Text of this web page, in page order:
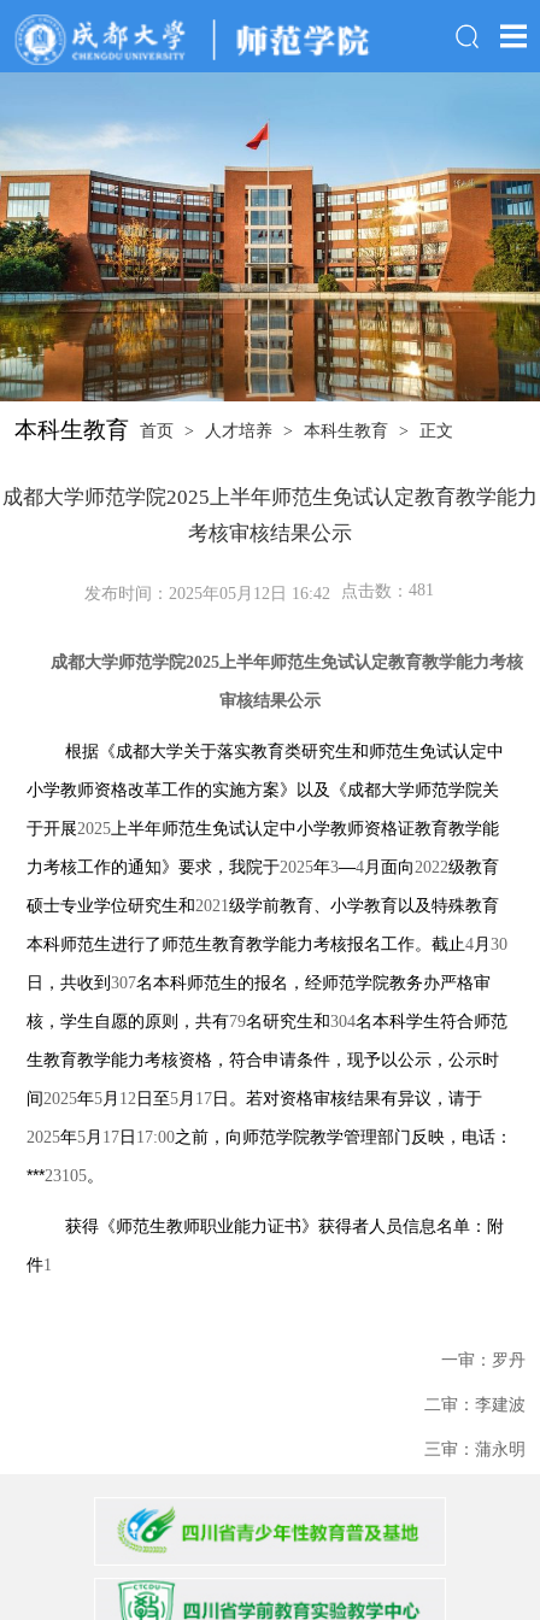
本科生教育 首页 > 人才培养 > 本科生教育 > 正文
成都大学师范学院2025上半年师范生免试认定教育教学能力
考核审核结果公示
发布时间：2025年05月12日 16:42 点击数：481
成都大学师范学院2025上半年师范生免试认定教育教学能力考核
审核结果公示
根据《成都大学关于落实教育类研究生和师范生免试认定中
小学教师资格改革工作的实施方案》以及《成都大学师范学院关
于开展2025上半年师范生免试认定中小学教师资格证教育教学能
力考核工作的通知》要求，我院于2025年3—4月面向2022级教育
硕士专业学位研究生和2021级学前教育、小学教育以及特殊教育
本科师范生进行了师范生教育教学能力考核报名工作。截止4月30
日，共收到307名本科师范生的报名，经师范学院教务办严格审
核，学生自愿的原则，共有79名研究生和304名本科学生符合师范
生教育教学能力考核资格，符合申请条件，现予以公示，公示时
间2025年5月 12日至5月 17日。若对资格审核结果有异议，请于
2025年5月 17日17:00之前，向师范学院教学管理部门反映，电话：
***23105。
获得《师范生教师职业能力证书》获得者人员信息名单：附
件1
一审：罗丹
二审：李建波
三审：蒲永明